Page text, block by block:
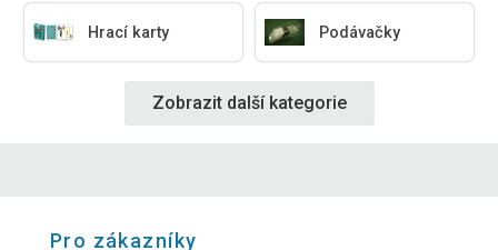
Hrací karty Podávačky
Zobrazit další kategorie
Pro zákazníky